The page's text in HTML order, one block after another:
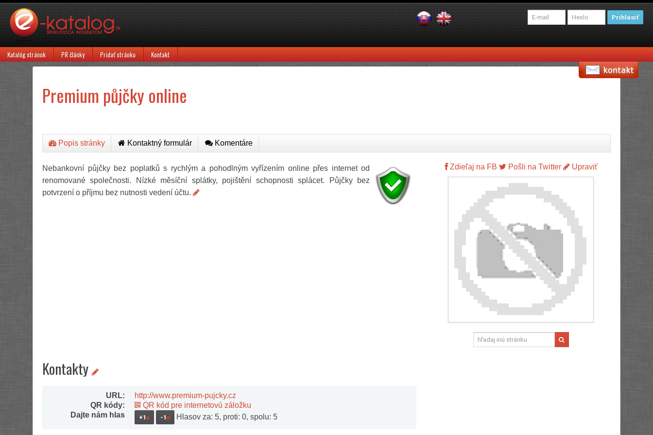
Prihlásiť
Katalóg stránok PR články Pridať stránku Kontakt
Premium půjčky online
Popis stránky Kontaktný formulár Komentáre
Nebankovní půjčky bez poplatků s rychlým a pohodlným vyřízením online přes internet od
renomované společnosti. Nízké měsíční splátky, pojištění schopnosti splácet. Půjčky bez
potvrzení o příjmu bez nutnosti vedení účtu.
Kontakty
URL:
http://www.premium-pujcky.cz
QR kódy:
QR kód pre internetovú záložku
Dajte nám hlas
+1e -1e Hlasov za: 5, proti: 0, spolu: 5
Zdieľaj na FB Pošli na Twitter Upraviť